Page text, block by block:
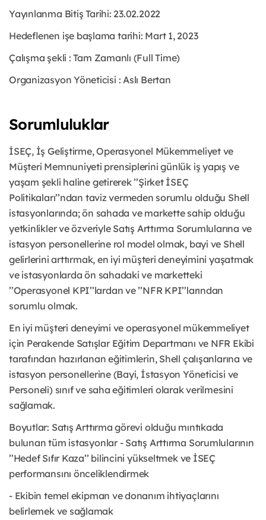
Yayınlanma Bitiş Tarihi: 23.02.2022
Hedeflenen işe başlama tarihi: Mart 1, 2023
Çalışma şekli : Tam Zamanlı (Full Time)
Organizasyon Yöneticisi : Aslı Bertan
Sorumluluklar
İSEÇ, İş Geliştirme, Operasyonel Mükemmeliyet ve
Müşteri Memnuniyeti prensiplerini günlük iş yapış ve
yaşam şekli haline getirerek ’’Şirket İSEÇ
Politikaları’’ndan taviz vermeden sorumlu olduğu Shell
istasyonlarında; ön sahada ve markette sahip olduğu
yetkinlikler ve özveriyle Satış Arttırma Sorumlularına ve
istasyon personellerine rol model olmak, bayi ve Shell
gelirlerini arttırmak, en iyi müşteri deneyimini yaşatmak
ve istasyonlarda ön sahadaki ve marketteki
’’Operasyonel KPI’’lardan ve ’’NFR KPI’’larından
sorumlu olmak.
En iyi müşteri deneyimi ve operasyonel mükemmeliyet
için Perakende Satışlar Eğitim Departmanı ve NFR Ekibi
tarafından hazırlanan eğitimlerin, Shell çalışanlarına ve
istasyon personellerine (Bayi, İstasyon Yöneticisi ve
Personeli) sınıf ve saha eğitimleri olarak verilmesini
sağlamak.
Boyutlar: Satış Arttırma görevi olduğu mıntıkada
bulunan tüm istasyonlar - Satış Arttırma Sorumlularının
’’Hedef Sıfır Kaza’’ bilincini yükseltmek ve İSEÇ
performansını önceliklendirmek
- Ekibin temel ekipman ve donanım ihtiyaçlarını
belirlemek ve sağlamak